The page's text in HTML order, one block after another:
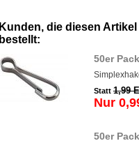
Kunden, die diesen
bestellt:
50er
Statt 1,99
Nur
50er